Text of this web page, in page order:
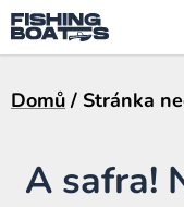
Přejít
na
obsah
Domů / Stránka
A safra!